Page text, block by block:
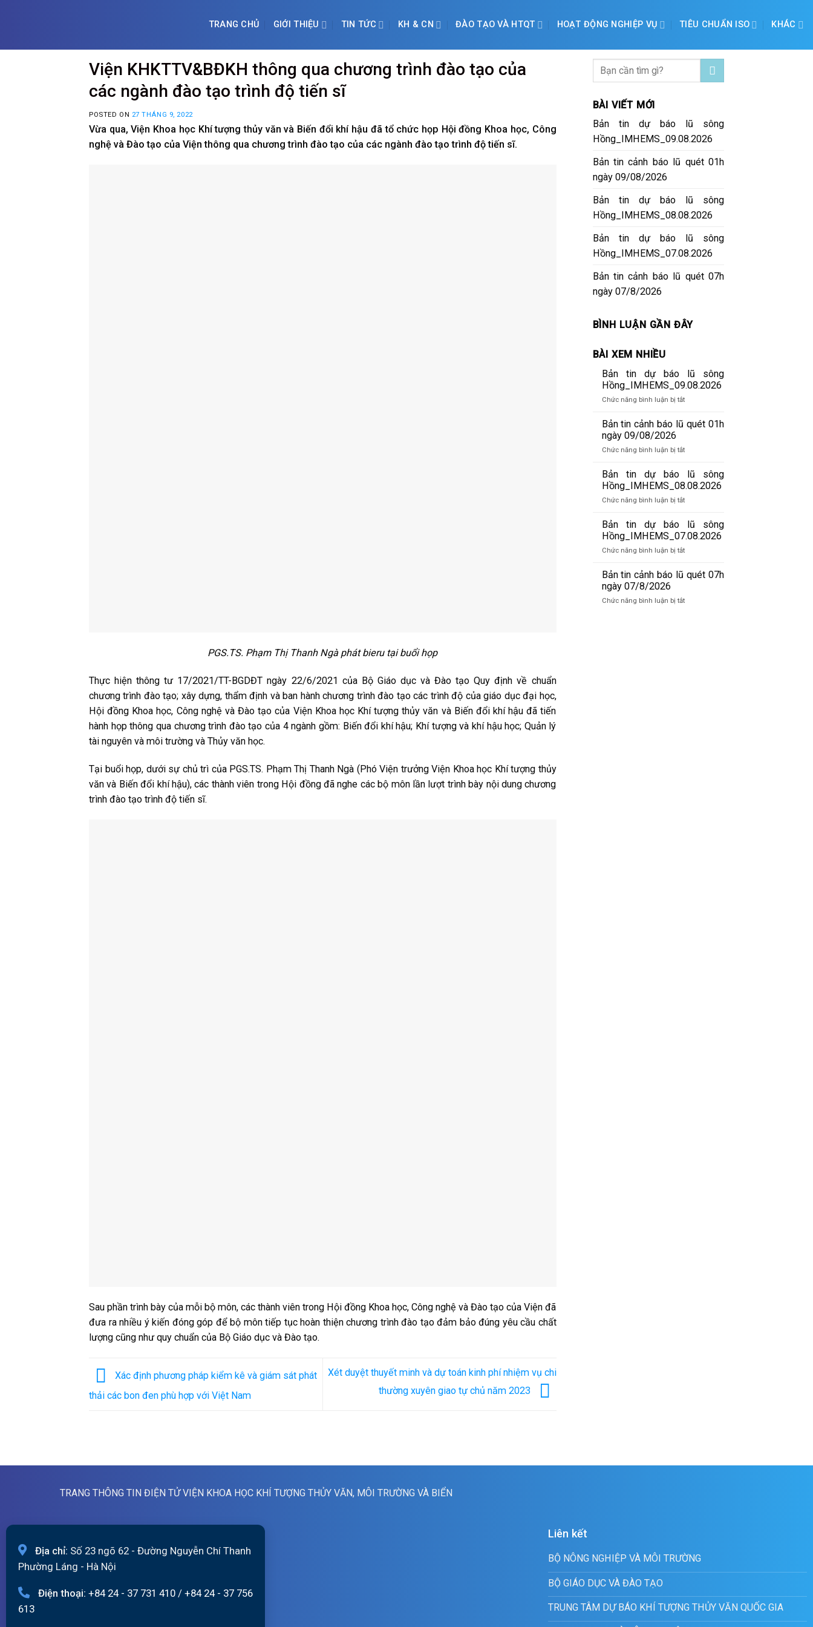
TRANG CHỦ GIỚI THIỆU TIN TỨC KH & CN ĐÀO TẠO VÀ HTQT HOẠT ĐỘNG NGHIỆP VỤ TIÊU CHUẨN ISO KHÁC
Viện KHKTTV&BĐKH thông qua chương trình đào tạo của
các ngành đào tạo trình độ tiến sĩ
POSTED ON 27 THÁNG 9, 2022
Vừa qua, Viện Khoa học Khí tượng thủy văn và Biến đổi khí hậu đã tổ chức họp Hội đồng Khoa học, Công
nghệ và Đào tạo của Viện thông qua chương trình đào tạo của các ngành đào tạo trình độ tiến sĩ.
PGS.TS. Phạm Thị Thanh Ngà phát bieru tại buổi họp
Thực hiện thông tư 17/2021/TT-BGDĐT ngày 22/6/2021 của Bộ Giáo dục và Đào tạo Quy định về chuẩn
chương trình đào tạo; xây dựng, thẩm định và ban hành chương trình đào tạo các trình độ của giáo dục đại học,
Hội đồng Khoa học, Công nghệ và Đào tạo của Viện Khoa học Khí tượng thủy văn và Biến đổi khí hậu đã tiến
hành họp thông qua chương trình đào tạo của 4 ngành gồm: Biến đổi khí hậu; Khí tượng và khí hậu học; Quản lý
tài nguyên và môi trường và Thủy văn học.
Tại buổi họp, dưới sự chủ trì của PGS.TS. Phạm Thị Thanh Ngà (Phó Viện trưởng Viện Khoa học Khí tượng thủy
văn và Biến đổi khí hậu), các thành viên trong Hội đồng đã nghe các bộ môn lần lượt trình bày nội dung chương
trình đào tạo trình độ tiến sĩ.
Sau phần trình bày của mỗi bộ môn, các thành viên trong Hội đồng Khoa học, Công nghệ và Đào tạo của Viện đã
đưa ra nhiều ý kiến đóng góp để bộ môn tiếp tục hoàn thiện chương trình đào tạo đảm bảo đúng yêu cầu chất
lượng cũng như quy chuẩn của Bộ Giáo dục và Đào tạo.
Xác định phương pháp kiểm kê và giám sát phát
thải các bon đen phù hợp với Việt Nam
Xét duyệt thuyết minh và dự toán kinh phí nhiệm vụ chi
thường xuyên giao tự chủ năm 2023
BÀI VIẾT MỚI
Bản tin dự báo lũ sông
Hồng_IMHEMS_09.08.2026
Bản tin cảnh báo lũ quét 01h
ngày 09/08/2026
Bản tin dự báo lũ sông
Hồng_IMHEMS_08.08.2026
Bản tin dự báo lũ sông
Hồng_IMHEMS_07.08.2026
Bản tin cảnh báo lũ quét 07h
ngày 07/8/2026
BÌNH LUẬN GẦN ĐÂY
BÀI XEM NHIỀU
Bản tin dự báo lũ sông
Hồng_IMHEMS_09.08.2026
Chức năng bình luận bị tắtở
tin
dự
lũ
Hồng_IMHEMS_09.08.2026
Bản tin cảnh báo lũ quét 01h
ngày 09/08/2026
Chức năng bình luận bị tắtở
tin
cảnh
lũ
01h
ngày
09/08/2026
Bản tin dự báo lũ sông
Hồng_IMHEMS_08.08.2026
Chức năng bình luận bị tắtở
tin
dự
lũ
Hồng_IMHEMS_08.08.2026
Bản tin dự báo lũ sông
Hồng_IMHEMS_07.08.2026
Chức năng bình luận bị tắtở
tin
dự
lũ
Bản tin cảnh báo lũ quét 07h
ngày 07/8/2026
Chức năng bình luận bị tắtở
TRANG THÔNG TIN ĐIỆN TỬ VIỆN KHOA HỌC KHÍ TƯỢNG THỦY VĂN, MÔI TRƯỜNG VÀ BIỂN
Địa chỉ: Số 23 ngõ 62 - Đường Nguyễn Chí Thanh
Phường Láng - Hà Nội
Điện thoại: +84 24 - 37 731 410 / +84 24 - 37 756
613
Liên kết
BỘ NÔNG NGHIỆP VÀ MÔI TRƯỜNG
BỘ GIÁO DỤC VÀ ĐÀO TẠO
TRUNG TÂM DỰ BÁO KHÍ TƯỢNG THỦY VĂN QUỐC GIA